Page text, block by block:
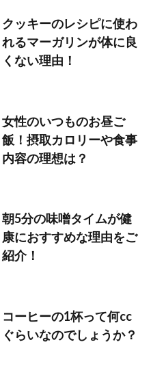
クッキーのレシピに使わ
れるマーガリンが体に良
くない理由！
女性のいつものお昼ご
飯！摂取カロリーや食事
内容の理想は？
朝5分の味噌タイムが健
康におすすめな理由をご
紹介！
コーヒーの1杯って何cc
ぐらいなのでしょうか？